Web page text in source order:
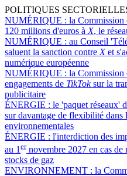
POLITIQUES
NUMÉRIQUE : la Commission
120 millions d'euros à X, le
NUMÉRIQUE : au Conseil
saluent la sanction contre Xet
numérique européenne
NUMÉRIQUE : la Commission
engagements de TikToksur la
publicitaire
ÉNERGIE : le 'paquet réseaux'
sur davantage de flexibilité dans
environnementales
ÉNERGIE : l'interdiction des
au 1 ernovembre 2027 en cas de
stocks de gaz
ENVIRONNEMENT : la